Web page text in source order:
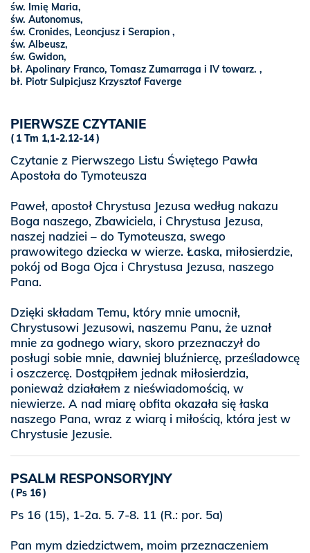
św. Imię Maria,
św. Autonomus,
św. Cronides, Leoncjusz i Serapion ,
św. Albeusz,
św. Gwidon,
bł. Apolinary Franco, Tomasz Zumarraga i IV towarz. ,
bł. Piotr Sulpicjusz Krzysztof Faverge
PIERWSZE CZYTANIE
1 Tm 1,1-2.12-14
Czytanie z Pierwszego Listu Świętego Pawła
Apostoła do Tymoteusza
Paweł, apostoł Chrystusa Jezusa według nakazu
Boga naszego, Zbawiciela, i Chrystusa Jezusa,
naszej nadziei – do Tymoteusza, swego
prawowitego dziecka w wierze. Łaska, miłosierdzie,
pokój od Boga Ojca i Chrystusa Jezusa, naszego
Pana.
Dzięki składam Temu, który mnie umocnił,
Chrystusowi Jezusowi, naszemu Panu, że uznał
mnie za godnego wiary, skoro przeznaczył do
posługi sobie mnie, dawniej bluźniercę, prześladowcę
i oszczercę. Dostąpiłem jednak miłosierdzia,
ponieważ działałem z nieświadomością, w
niewierze. A nad miarę obfita okazała się łaska
naszego Pana, wraz z wiarą i miłością, która jest w
Chrystusie Jezusie.
PSALM RESPONSORYJNY
Ps 16
Ps 16 (15), 1-2a. 5. 7-8. 11 (R.: por. 5a)
Pan mym dziedzictwem, moim przeznaczeniem